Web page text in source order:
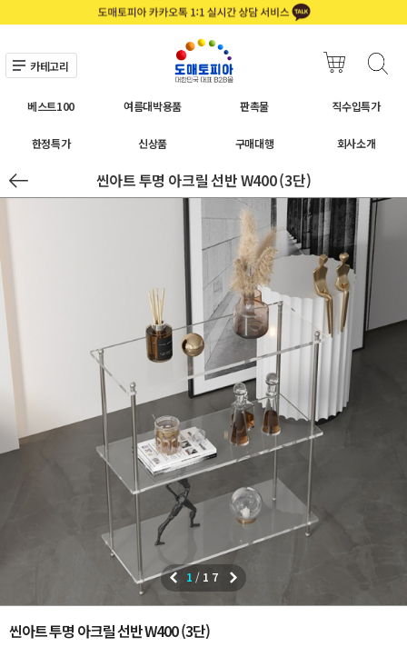
카테고리
베스트100 여름대박용품 판촉물 직수입특가
한정특가 신상품 구매대행 회사소개
씬아트 투명 아크릴 선반 W400 (3단)
1 / 17
씬아트 투명 아크릴 선반 W400 (3단)